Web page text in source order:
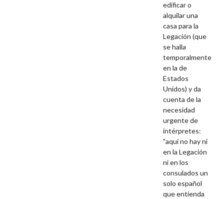
edificar o
alquilar una
casa para la
Legación (que
se halla
temporalmente
en la de
Estados
Unidos) y da
cuenta de la
necesidad
urgente de
intérpretes:
"aquí no hay ni
en la Legación
ni en los
consulados un
solo español
que entienda